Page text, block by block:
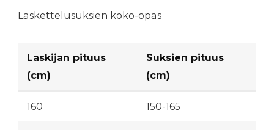
Laskettelusuksien koko-opas
Laskijan pituus
(cm)
Suksien pituus
(cm)
160 150-165